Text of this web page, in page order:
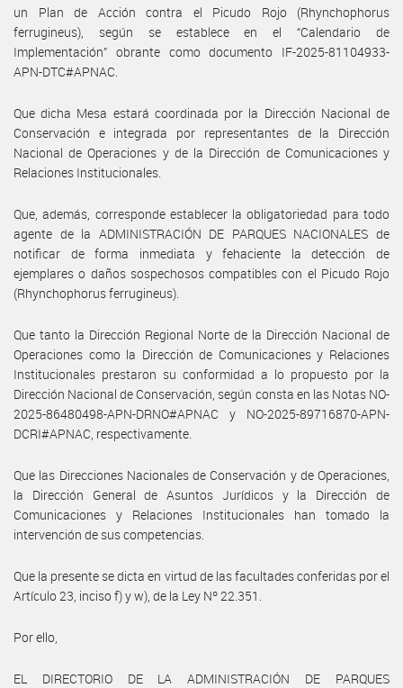
un Plan de Acción contra el Picudo Rojo (Rhynchophorus
ferrugineus), según se establece en el “Calendario de
Implementación” obrante como documento IF-2025-81104933-
APN-DTC#APNAC.
Que dicha Mesa estará coordinada por la Dirección Nacional de
Conservación e integrada por representantes de la Dirección
Nacional de Operaciones y de la Dirección de Comunicaciones y
Relaciones Institucionales.
Que, además, corresponde establecer la obligatoriedad para todo
agente de la ADMINISTRACIÓN DE PARQUES NACIONALES de
notificar de forma inmediata y fehaciente la detección de
ejemplares o daños sospechosos compatibles con el Picudo Rojo
(Rhynchophorus ferrugineus).
Que tanto la Dirección Regional Norte de la Dirección Nacional de
Operaciones como la Dirección de Comunicaciones y Relaciones
Institucionales prestaron su conformidad a lo propuesto por la
Dirección Nacional de Conservación, según consta en las Notas NO-
2025-86480498-APN-DRNO#APNAC y NO-2025-89716870-APN-
DCRI#APNAC, respectivamente.
Que las Direcciones Nacionales de Conservación y de Operaciones,
la Dirección General de Asuntos Jurídicos y la Dirección de
Comunicaciones y Relaciones Institucionales han tomado la
intervención de sus competencias.
Que la presente se dicta en virtud de las facultades conferidas por el
Artículo 23, inciso f) y w), de la Ley Nº 22.351.
Por ello,
EL DIRECTORIO DE LA ADMINISTRACIÓN DE PARQUES